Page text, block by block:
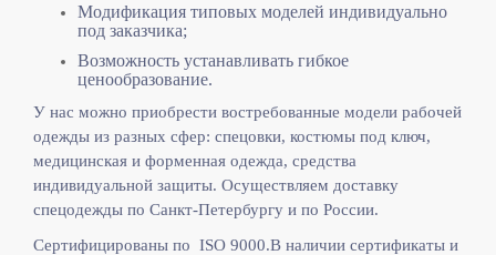
Модификация типовых моделей индивидуально
под заказчика;
Возможность устанавливать гибкое
ценообразование.
У нас можно приобрести востребованные модели рабочей
одежды из разных сфер: спецовки, костюмы под ключ,
медицинская и форменная одежда, средства
индивидуальной защиты. Осуществляем доставку
спецодежды по Санкт-Петербургу и по России.
Сертифицированы по ISO 9000.В наличии сертификаты и